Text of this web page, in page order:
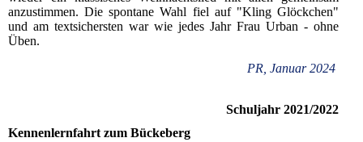
anzustimmen. Die spontane Wahl fiel auf "Kling Glöckchen"
und am textsichersten war wie jedes Jahr Frau Urban - ohne
Üben.
PR, Januar 2024
Schuljahr 2021/2022
Kennenlernfahrt zum Bückeberg